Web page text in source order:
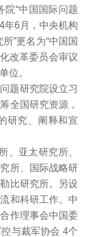
院“中国国际问题
年6月，中央机构
”更名为“中国国
改革委员会审议
位。
题研究院设立习
全国研究资源，
研究、阐释和宣
、亚太研究所、
所、国际战略研
比研究所。另设
和科研工作。中
作理事会中国委
与裁军协会 4个